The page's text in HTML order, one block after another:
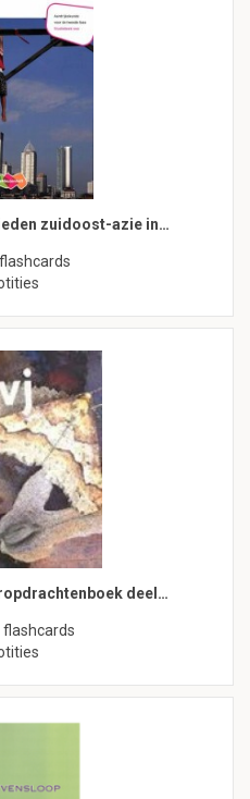
zuidoost-azie in…
flashcards
deel…
flashcards